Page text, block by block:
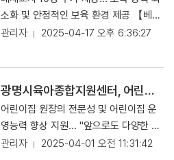
다. 출처 : 베이비뉴스(https://www.i
발달을 지원이 될 수 있도록 연계하였다.
을 통해 또래 친구들과의 관계 형성, 감
어 보호자들이 가정 내에서도 자녀의 사
회성 발달을 직접 지원할 수 있도록 구성
하였다. 프로그램에 참여한 권00 어머
니는 “아이에게는 사회성 스킬을 배우고
난감의 종류는 언어, 쌓기, 음률, 조작,
탐색, 역할, 신체 등 영유아의 발달 적합
성과 흥미를 고려하여 장난감과 이용들
사를 통해 장난감을 선정하였다. 장난감
도서관은 영유아 또는 보호자가 광명시
민이거나 광명시 소재 직장인이라면 광
명시육아종합지원센터 홈페이지 가입하
원). 회원이 되면 회원당 장난감 2점과
소화 및 안정적인 보육 환경 제공 【베
이비뉴스 소장섭 기자】 광명시육아종
근무하는 6명과 함께 대체교사 10명을
연수 등으로 발생할 수 있는 보육 공백을
최소화하고, 어린이집의 안정적인 보육
환경을 제공하기 위해 노력하고 있다고
17일 밝혔다. 대체교사는 어린이집에서
관리자 2025-04-17 오후 6:36:27
광명시육아종합지원센터, 어린이집 원장 대상 2025년도 보육사업 안내 교육 진행
어린이집 원장의 전문성 및 어린이집 운
영능력 향상 지원... "앞으로도 다양한 교
육 개설할 것" 【베이비뉴스 이유주 기
관리자 2025-04-01 오전 11:31:42